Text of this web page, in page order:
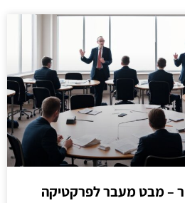
– מבט מעבר לפרקטיקה